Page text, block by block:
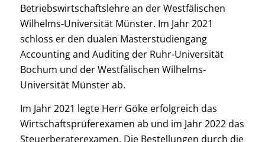
Betriebswirtschaftslehre an der Westfälischen
Wilhelms-Universität Münster. Im Jahr 2021
schloss er den dualen Masterstudiengang
Accounting and Auditing der Ruhr-Universität
Bochum und der Westfälischen Wilhelms-
Universität Münster ab.
Im Jahr 2021 legte Herr Göke erfolgreich das
Wirtschaftsprüferexamen ab und im Jahr 2022 das
Steuerberaterexamen. Die Bestellungen durch die